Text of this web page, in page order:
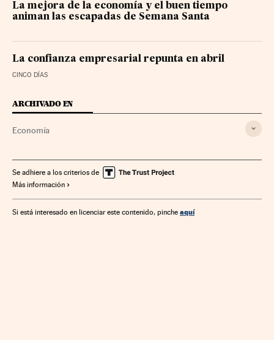
La mejora de la economía y el buen tiempo
animan las escapadas de Semana Santa
La confianza empresarial repunta en abril
CINCO DÍAS
ARCHIVADO EN
Economía
Se adhiere a los criterios de
Más información
Si está interesado en licenciar este contenido, pinche aquí